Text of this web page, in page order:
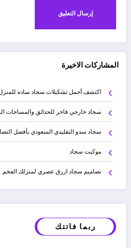
المشاركات الاخيرة
اكتشف أجمل تشكيلات سجاد ساده
سجاد خارجي فاخر للحدائق والمساحات
سجاد سدو التقليدي السعودي بأفضل
موكيت سجاد
تصاميم سجاد ازرق عصري لمنزلك الفخم
ربما فاتتك